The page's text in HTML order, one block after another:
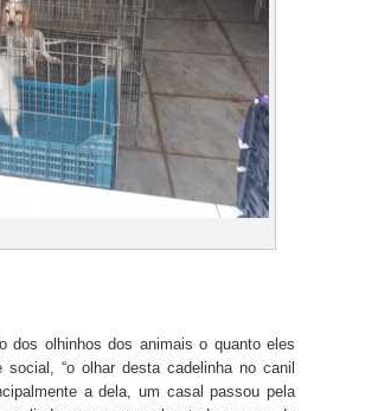
dos olhinhos dos animais o quanto eles
“o olhar desta cadelinha no canil
a dela, um casal passou pela